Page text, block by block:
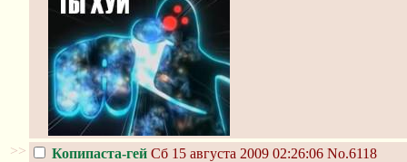
>> Копипаста-гей Сб 15 августа 2009 02:26:06 No.6118